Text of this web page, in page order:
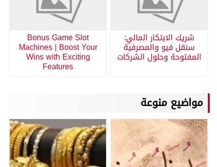
شريك الابتكار المالي:
سنقل فيو والمصرفية
المفتوحة وحلول الشركات
Bonus Game Slot
Machines | Boost Your
Wins with Exciting
Features
مواضيع منوعة